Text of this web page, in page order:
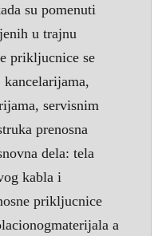
su pomenuti
u trajnu
prikljucnice se
servisnim
prenosna
dela: tela
kabla i
prikljucnice
a